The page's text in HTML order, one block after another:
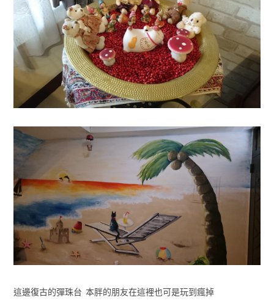
這邊復古的彈珠台 本胖的朋友在這裡也可是玩到瘋掉